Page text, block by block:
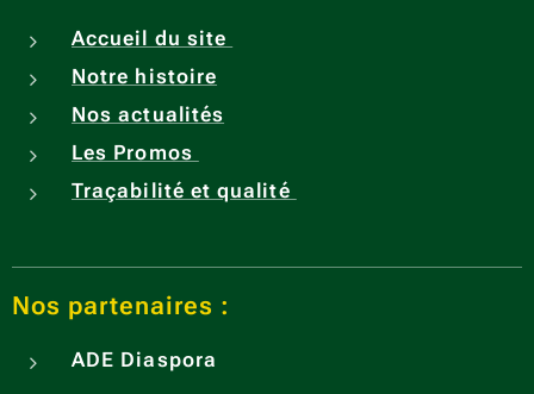
Accueil du site
Notre histoire
Nos actualités
Les Promos
Traçabilité et qualité
Nos partenaires :
ADE Diaspora